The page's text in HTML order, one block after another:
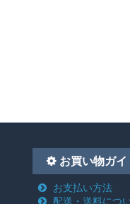
お買い物ガイ
お支払い方法
配送・送料につ